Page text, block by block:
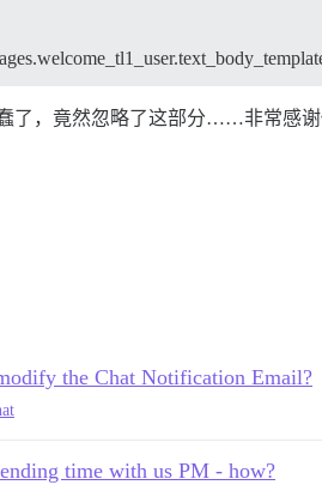
了，竟然忽略了这部分……非常感谢
the Chat Notification Email?
time with us PM - how?